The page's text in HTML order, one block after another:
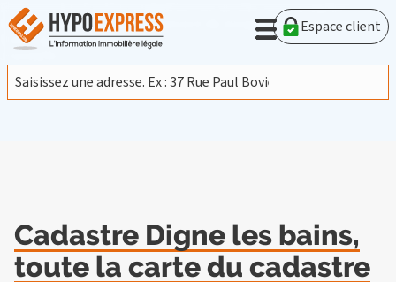
En poursuivant votre navigation sur ce site, vous acceptez
l'utilisation de cookies provenant de Google afin d'analyser le
trafic.En savoir plus
J'accepte
Espace client
Cadastre Digne les bains,
toute la carte du cadastre